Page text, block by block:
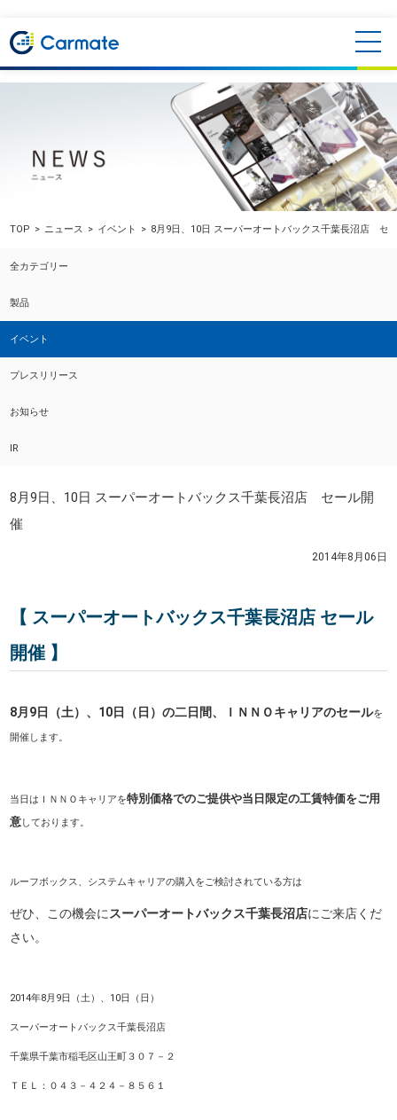
TOP ニュース イベント 8月9日、10日 スーパーオートバックス千葉長沼店 セ
全カテゴリー
製品
イベント
プレスリリース
お知らせ
IR
8月9日、10日 スーパーオートバックス千葉長沼店 セール開
催
2014年8月06日
【 スーパーオートバックス千葉長沼店 セール
開催 】
8月9日（土）、10日（日）の二日間、ＩＮＮＯキャリアのセールを
開催します。
当日はＩＮＮＯキャリアを特別価格でのご提供や当日限定の工賃特価をご用
意しております。
ルーフボックス、システムキャリアの購入をご検討されている方は
ぜひ、この機会に スーパーオートバックス千葉長沼店に ご来店くだ
さい。
2014年8月9日（土）、10日（日）
スーパーオートバックス千葉長沼店
千葉県千葉市稲毛区山王町３０７－２
ＴＥＬ：０４３－４２４－８５６１